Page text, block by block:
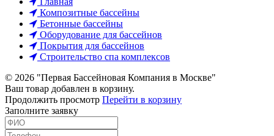
Композитные бассейны
Бетонные бассейны
Оборудование для бассейнов
Покрытия для бассейнов
Строительство спа комплексов
© 2026 "Первая Бассейновая Компания в Москве"
Ваш товар добавлен в корзину.
Продолжить просмотр Перейти в корзину
Заполните заявку